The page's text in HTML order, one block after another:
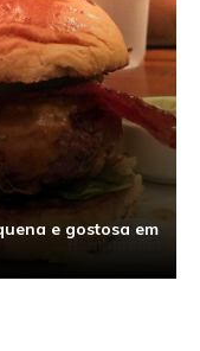
e gostosa em